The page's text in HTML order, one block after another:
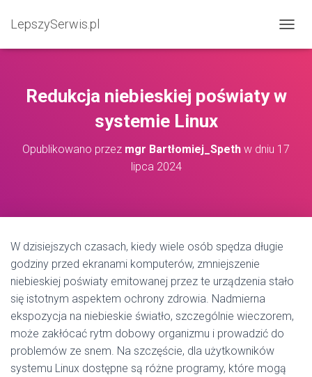
LepszySerwis.pl
Redukcja niebieskiej poświaty w
systemie Linux
Opublikowano przez mgr Bartłomiej_Speth w dniu 17
lipca 2024
W dzisiejszych czasach, kiedy wiele osób spędza długie
godziny przed ekranami komputerów, zmniejszenie
niebieskiej poświaty emitowanej przez te urządzenia stało
się istotnym aspektem ochrony zdrowia. Nadmierna
ekspozycja na niebieskie światło, szczególnie wieczorem,
może zakłócać rytm dobowy organizmu i prowadzić do
problemów ze snem. Na szczęście, dla użytkowników
systemu Linux dostępne są różne programy, które mogą